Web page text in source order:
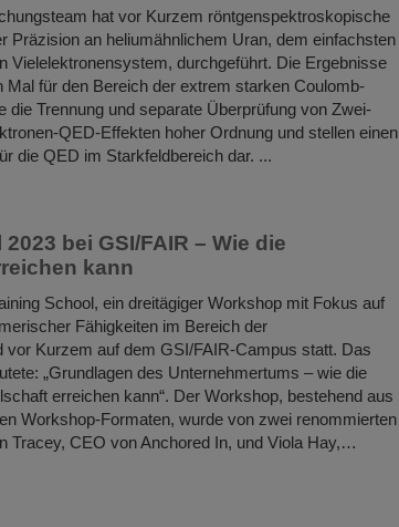
hat vor Kurzem röntgenspektroskopische
Präzision an heliumähnlichem Uran, dem einfachsten
Vielelektronensystem, durchgeführt. Die Ergebnisse
Mal für den Bereich der extrem starken Coulomb-
die Trennung und separate Überprüfung von Zwei-
QED-Effekten hoher Ordnung und stellen einen
die QED im Starkfeldbereich dar. ...
bei GSI/FAIR – Wie die
kann
School, ein dreitägiger Workshop mit Fokus auf
Fähigkeiten im Bereich der
vor Kurzem auf dem GSI/FAIR-Campus statt. Das
„Grundlagen des Unternehmertums – wie die
erreichen kann“. Der Workshop, bestehend aus
Workshop-Formaten, wurde von zwei renommierten
Tracey, CEO von Anchored In, und Viola Hay,…